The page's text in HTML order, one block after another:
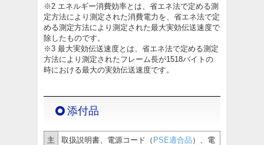
※2 エネルギー消費効率とは、省エネ法で定める測
定方法により測定された消費電力を、省エネ法で定
める測定方法により測定された最大実効伝送速度で
除したものです。
※3 最大実効伝送速度とは、省エネ法で定める測定
方法により測定されたフレーム長が1518バイトの
時における最大の実効伝送速度です。
添付品
主
取扱説明書、電源コード（ PSE適合品 ）、電